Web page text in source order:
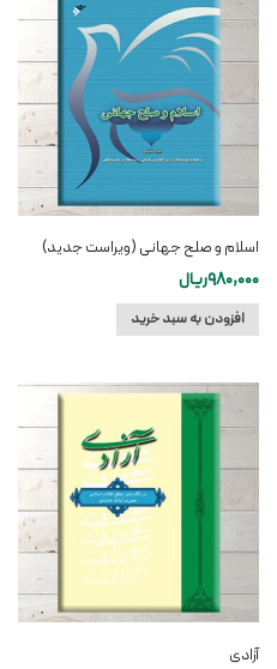
اسلام و صلح جهانی (ویراست جدید)
980,000ریال
افزودن به سبد خرید
آزادی